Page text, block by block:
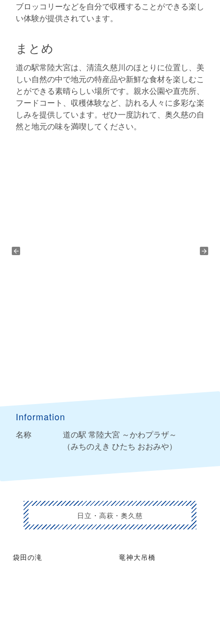
ブロッコリーなどを自分で収穫することができる楽し
い体験が提供されています。
まとめ
道の駅常陸大宮は、清流久慈川のほとりに位置し、美
しい自然の中で地元の特産品や新鮮な食材を楽しむこ
とができる素晴らしい場所です。親水公園や直売所、
フードコート、収穫体験など、訪れる人々に多彩な楽
しみを提供しています。ぜひ一度訪れて、奥久慈の自
然と地元の味を満喫してください。
Information
名称
道の駅 常陸大宮 ～かわプラザ～
（みちのえき ひたち おおみや）
日立・高萩・奥久慈
袋田の滝 竜神大吊橋